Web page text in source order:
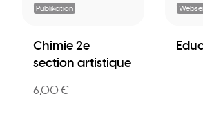
Publikation
Chimie 2e
section artistique
6,00 €